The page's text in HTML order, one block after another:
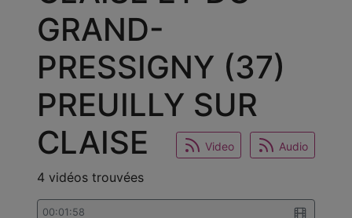
GRAND-
PRESSIGNY (37)
PREUILLY SUR
CLAISE
Video Audio
4 vidéos trouvées
00:01:58